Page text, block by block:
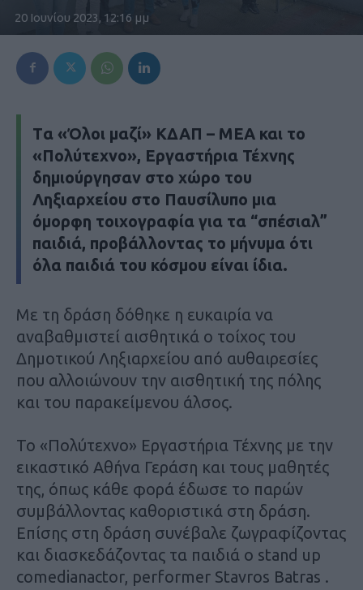
20 Ιουνίου 2023, 12:16 μμ
Tα «Όλοι μαζί» ΚΔΑΠ – ΜΕΑ και το
«Πολύτεχνο», Εργαστήρια Τέχνης
δημιούργησαν στο χώρο του
Ληξιαρχείου στο Παυσίλυπο μια
όμορφη τοιχογραφία για τα “σπέσιαλ”
παιδιά, προβάλλοντας το μήνυμα ότι
όλα παιδιά του κόσμου είναι ίδια.
Με τη δράση δόθηκε η ευκαιρία να
αναβαθμιστεί αισθητικά ο τοίχος του
Δημοτικού Ληξιαρχείου από αυθαιρεσίες
που αλλοιώνουν την αισθητική της πόλης
και του παρακείμενου άλσος.
Το «Πολύτεχνο» Εργαστήρια Τέχνης με την
εικαστικό Αθήνα Γεράση και τους μαθητές
της, όπως κάθε φορά έδωσε το παρών
συμβάλλοντας καθοριστικά στη δράση.
Επίσης στη δράση συνέβαλε ζωγραφίζοντας
και διασκεδάζοντας τα παιδιά ο stand up
comedianactor, performer Stavros Batras .